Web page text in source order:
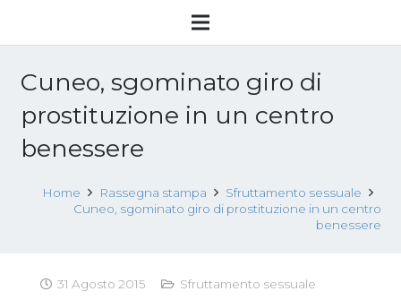
Cuneo, sgominato giro di
prostituzione in un centro
benessere
Home Rassegna stampa
Sfruttamento sessuale
Cuneo, sgominato giro di prostituzione in un centro
benessere
31 Agosto 2015 Sfruttamento sessuale